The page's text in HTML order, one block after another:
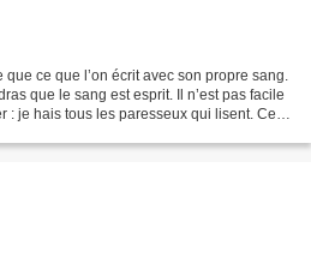
que ce que l’on écrit avec son propre sang.
que le sang est esprit. Il n’est pas facile
je hais tous les paresseux qui lisent. Celui